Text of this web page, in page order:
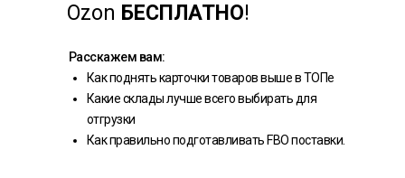
Расскажем вам:
Как поднять карточки товаров выше в ТОПе
Какие склады лучше всего выбирать для
отгрузки
Как правильно подготавливать FBO поставки.
Ozon БЕСПЛАТНО!